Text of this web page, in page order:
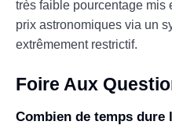
très faible pourcentage mis
prix astronomiques via un
extrêmement restrictif.
Foire Aux
Combien de temps dure